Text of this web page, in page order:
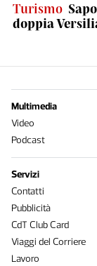
Turismo
doppia
Multimedia
Video
Podcast
Servizi
Contatti
Pubblicità
CdT Club Card
Viaggi del Corriere
Lavoro